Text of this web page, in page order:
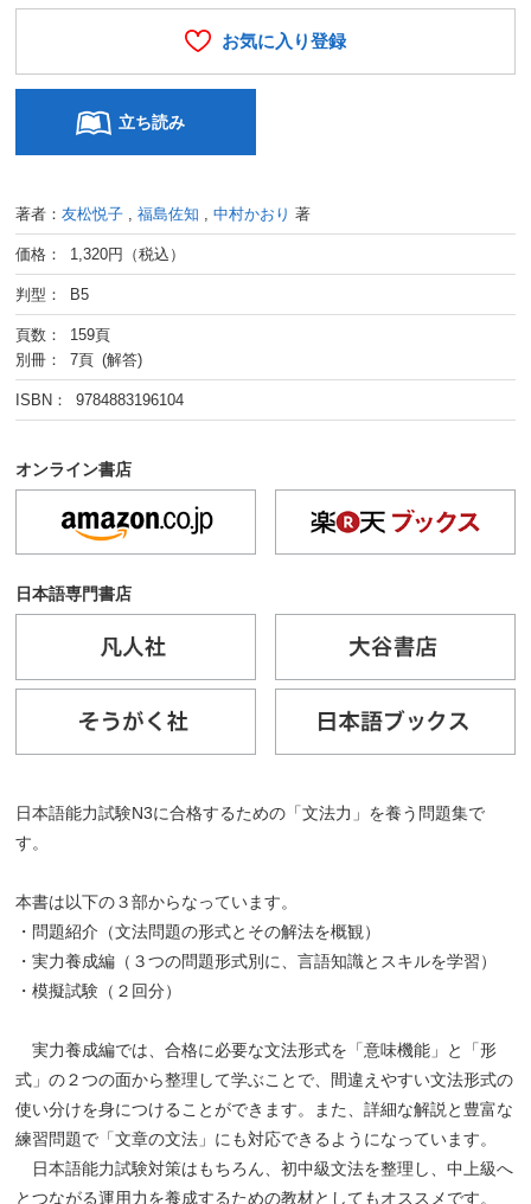
日本語能力試験N3に合格するための「文法力」を養う問題集で
す。
本書は以下の３部からなっています。
・問題紹介（文法問題の形式とその解法を概観）
・実力養成編（３つの問題形式別に、言語知識とスキルを学習）
・模擬試験（２回分）
実力養成編では、合格に必要な文法形式を「意味機能」と「形
式」の２つの面から整理して学ぶことで、間違えやすい文法形式の
使い分けを身につけることができます。また、詳細な解説と豊富な
練習問題で「文章の文法」にも対応できるようになっています。
日本語能力試験対策はもちろん、初中級文法を整理し、中上級へ
とつながる運用力を養成するための教材としてもオススメです。
お気に入り登録
立ち読み
著者：友松悦子 ,福島佐知 ,中村かおり 著
価格： 1,320円（税込）
判型： B5
頁数： 159頁
別冊： 7頁 (解答)
ISBN： 9784883196104
オンライン書店
日本語専門書店